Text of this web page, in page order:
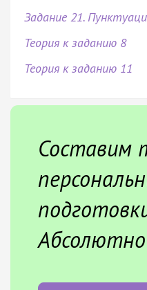
Задание 21.
Теория к заданию 8
Теория к заданию 11
Составим